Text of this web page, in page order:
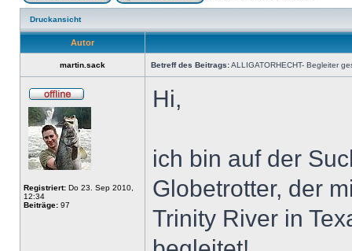
Druckansicht
Autor
martin.sack Betreff des Beitrags:ALLIGATORHECHT- Begleiter
Registriert: Do 23. Sep 2010,
12:34
Beiträge: 97
Hi,
ich bin auf der
Globetrotter, der
Trinity River in